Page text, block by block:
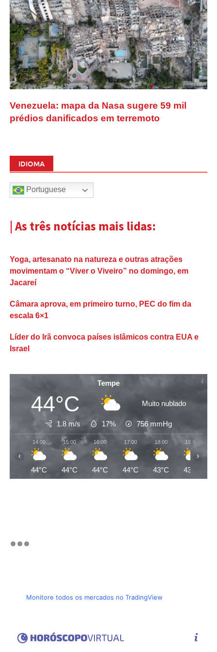
Venezuela: mapa da Nasa sugere 59 mil
prédios danificados em terremoto
IDIOMA
Portuguese
| As três notícias mais lidas:
Yoga, artesanato na natureza e outras atrações
movimentam o “Viver o Viveiro” no domingo, em
Jacareí
Câmara aprova, em primeiro turno, PEC do fim da
escala 6×1
Líder do Irã convoca países islâmicos contra EUA e
Israel
Tempe
44°C Muito nublado
1.8 m/s 17% 756 mmHg
14:00
44°C
15:00
44°C
16:00
44°C
17:00
44°C
18:00
43°C
19:00
43°C
‹ ›
Monitore todos os mercados no TradingView